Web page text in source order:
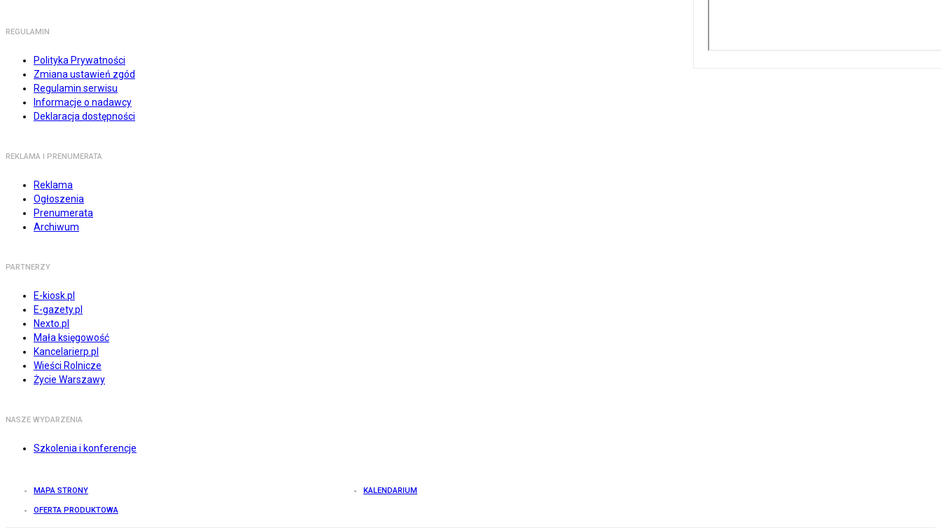
REGULAMIN
Polityka Prywatności
Zmiana ustawień zgód
Regulamin serwisu
Informacje o nadawcy
Deklaracja dostępności
REKLAMA I PRENUMERATA
Reklama
Ogłoszenia
Prenumerata
Archiwum
PARTNERZY
E-kiosk.pl
E-gazety.pl
Nexto.pl
Mała księgowość
Kancelarierp.pl
Wieści Rolnicze
Życie Warszawy
NASZE WYDARZENIA
Szkolenia i konferencje
MAPA STRONY KALENDARIUM
OFERTA PRODUKTOWA